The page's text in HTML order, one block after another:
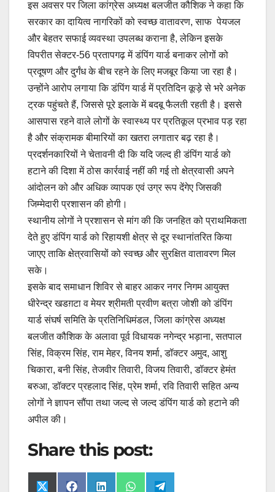
इस अवसर पर जिला कांग्रेस अध्यक्ष बलजीत कौशिक ने कहा कि
सरकार का दायित्व नागरिकों को स्वच्छ वातावरण, साफ पेयजल
और बेहतर सफाई व्यवस्था उपलब्ध कराना है, लेकिन इसके
विपरीत सेक्टर-56 प्रतापगढ़ में डंपिंग यार्ड बनाकर लोगों को
प्रदूषण और दुर्गंध के बीच रहने के लिए मजबूर किया जा रहा है।
उन्होंने आरोप लगाया कि डंपिंग यार्ड में प्रतिदिन कूड़े से भरे अनेक
ट्रक पहुंचते हैं, जिससे पूरे इलाके में बदबू फैलती रहती है। इससे
आसपास रहने वाले लोगों के स्वास्थ्य पर प्रतिकूल प्रभाव पड़ रहा
है और संक्रामक बीमारियों का खतरा लगातार बढ़ रहा है।
प्रदर्शनकारियों ने चेतावनी दी कि यदि जल्द ही डंपिंग यार्ड को
हटाने की दिशा में ठोस कार्रवाई नहीं की गई तो क्षेत्रवासी अपने
आंदोलन को और अधिक व्यापक एवं उग्र रूप देंगेए जिसकी
जिम्मेदारी प्रशासन की होगी।
स्थानीय लोगों ने प्रशासन से मांग की कि जनहित को प्राथमिकता
देते हुए डंपिंग यार्ड को रिहायशी क्षेत्र से दूर स्थानांतरित किया
जाएए ताकि क्षेत्रवासियों को स्वच्छ और सुरक्षित वातावरण मिल
सके।
इसके बाद समाधान शिविर से बाहर आकर नगर निगम आयुक्त
धीरेन्द्र खडग़टा व मेयर श्रीमती प्रवीण बत्रा जोशी को डंपिंग
यार्ड संघर्ष समिति के प्रतिनिधिमंडल, जिला कांग्रेस अध्यक्ष
बलजीत कौशिक के अलावा पूर्व विधायक नगेन्द्र भड़ाना, सतपाल
सिंह, विक्रम सिंह, राम मेहर, विनय शर्मा, डॉक्टर अमुद, आशु
चिकारा, बनी सिंह, तेजवीर तिवारी, विजय तिवारी, डॉक्टर हेमंत
बरुआ, डॉक्टर प्रहलाद सिंह, प्रेम शर्मा, रवि तिवारी सहित अन्य
लोगों ने ज्ञापन सौंपा तथा जल्द से जल्द डंपिंग यार्ड को हटाने की
अपील की।
Share this post: